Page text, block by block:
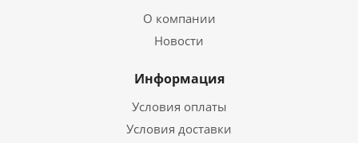
О компании
Новости
Информация
Условия оплаты
Условия доставки